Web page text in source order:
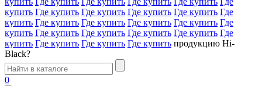
купить Где купить Где купить Где купить Где купить Где
купить Где купить Где купить Где купить Где купить Где
купить Где купить Где купить Где купить Где купить Где
купить Где купить Где купить Где купить продукцию Hi-
Black?
0